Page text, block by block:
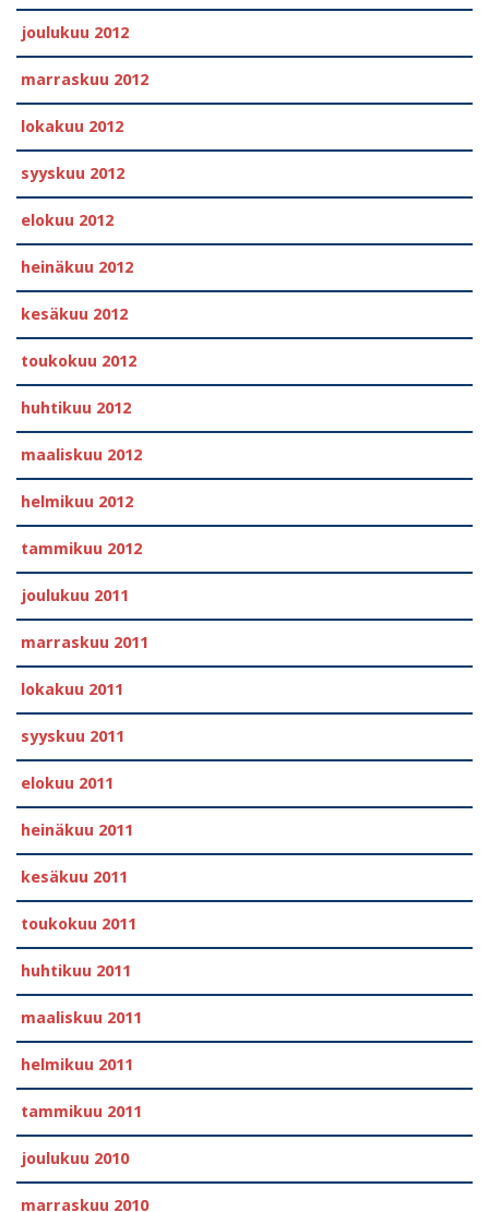
joulukuu 2012
marraskuu 2012
lokakuu 2012
syyskuu 2012
elokuu 2012
heinäkuu 2012
kesäkuu 2012
toukokuu 2012
huhtikuu 2012
maaliskuu 2012
helmikuu 2012
tammikuu 2012
joulukuu 2011
marraskuu 2011
lokakuu 2011
syyskuu 2011
elokuu 2011
heinäkuu 2011
kesäkuu 2011
toukokuu 2011
huhtikuu 2011
maaliskuu 2011
helmikuu 2011
tammikuu 2011
joulukuu 2010
marraskuu 2010